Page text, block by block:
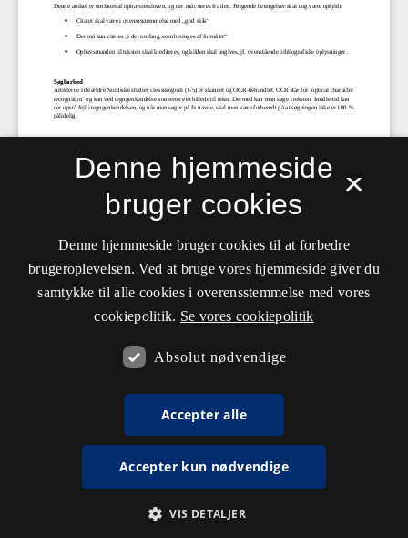
×
Denne hjemmeside
bruger cookies
Denne hjemmeside bruger cookies til at forbedre
brugeroplevelsen. Ved at bruge vores hjemmeside giver du
samtykke til alle cookies i overensstemmelse med vores
cookiepolitik. Se vores cookiepolitik
Absolut nødvendige
Accepter alle
Accepter kun nødvendige
VIS DETALJER